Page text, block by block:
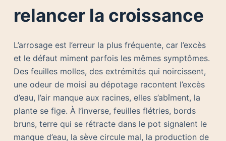
relancer la croissance
L’arrosage est l’erreur la plus fréquente, car l’excès
et le défaut miment parfois les mêmes symptômes.
Des feuilles molles, des extrémités qui noircissent,
une odeur de moisi au dépotage racontent l’excès
d’eau, l’air manque aux racines, elles s’abîment, la
plante se fige. À l’inverse, feuilles flétries, bords
bruns, terre qui se rétracte dans le pot signalent le
manque d’eau, la sève circule mal, la production de